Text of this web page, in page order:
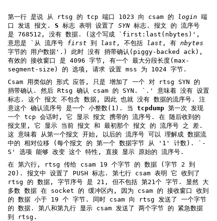
第一行 是说 从 rtsg 的 tcp 端口 1023 向 csam 的 login 端
口 发送 报文. S 标志 表明 设置了 SYN 标志. 报文 的 流序号
是 768512, 没有 数据. (这个写成 `first:last(nbytes)',
意思是 `从 流序号 first 到 last , 不包括 last , 有 nbytes
字节的 用户数据'.) 此时 没有 捎带确认(piggy-backed ack),
有效的 接收窗口 是 4096 字节, 有一个 最大分段长度(max-
segment-size) 的 选项, 请求 设置 mss 为 1024 字节.
Csam 用类似的 形式 应答, 只是 增加了 一个 对 rtsg SYN 的
捎带确认. 然后 Rtsg 确认 csam 的 SYN. `.' 意味着 没有 设置
标志. 这个 报文 不包含 数据, 因此 也就 没有 数据的流序号. 注
意这个 确认流序号 是一个 小整数(1). 当 tcpdump 第一次 发现
一个 tcp 会话时, 它 显示 报文 携带的 流序号. 在 随后收到的
报文里, 它 显示 当前 报文 和 最初那个 报文 的 流序号 之 差.
这 意味着 从第一个报文 开始, 以后的 流序号 可以 理解成 数据流
中的 相对位移 (每个报文 的 第一个 数据字节 从 '1' 计数). `-
S' 选项 能够 改变 这个 特性, 直接 显示 原始的 流序号.
在 第六行, rtsg 传给 csam 19 个字节 的 数据 (字节 2 到
20). 报文中 设置了 PUSH 标志. 第七行 csam 表明 它 收到了
rtsg 的 数据, 字节序号 是 21, 但不包括 第21个 字节. 显然 大
多数 数据 在 socket 的 缓冲区内, 因为 csam 的 接收窗口 收到
的 数据 小于 19 个 字节. 同时 csam 向 rtsg 发送了 一个字节
的 数据. 第八和第九行 显示 csam 发送了 两个字节 的 紧急数据
到 rtsg.